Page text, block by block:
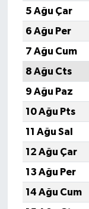
5 Ağu Çar
6 Ağu Per
7 Ağu Cum
8 Ağu Cts
9 Ağu Paz
10 Ağu Pts
11 Ağu Sal
12 Ağu Çar
13 Ağu Per
14 Ağu Cum